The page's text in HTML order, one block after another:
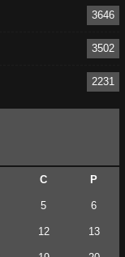
3646
3502
2231
C P
5 6
12 13